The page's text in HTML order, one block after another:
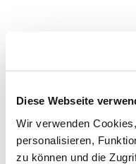
Diese Webseite
Wir verwenden
personalisieren,
zu können und die